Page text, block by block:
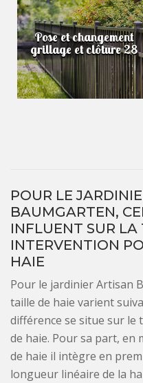
Pose et changement
grillage et clôture 28
POUR LE
BAUMGARTEN,
INFLUENT SUR LA
INTERVENTION
HAIE
Pour le jardinier Artisan
taille de haie varient
différence se situe sur le
de haie. Pour sa part, en
de haie il intègre en
longueur linéaire de la